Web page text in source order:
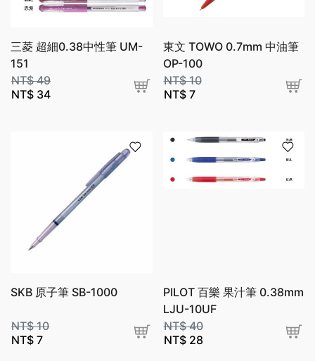
三菱 超細0.38中性筆 UM-
151
NT$49
NT$ 34
東文 TOWO 0.7mm 中油筆
OP-100
NT$10
NT$7
SKB 原子筆 SB-1000
NT$10
NT$ 7
PILOT 百樂 果汁筆 0.38mm
LJU-10UF
NT$40
NT$28